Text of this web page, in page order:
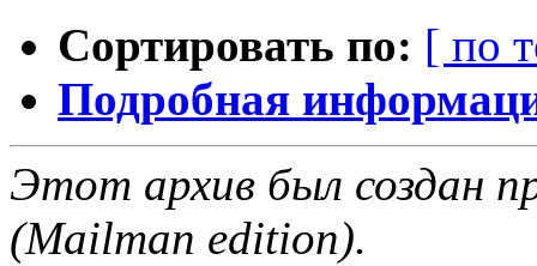
Сортировать по: [ по
Подробная
Этот архив был создан
(Mailman edition).